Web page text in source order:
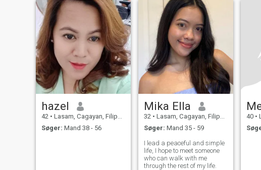
hazel
42 • Lasam, Cagayan, Filippinerne
Søger: Mand 38 - 56
Mika Ella
32 • Lasam, Cagayan, Filippinerne
Søger: Mand 35 - 59
I lead a peaceful and simple
life, I hope to meet someone
who can walk with me
through the rest of my life.
40 •